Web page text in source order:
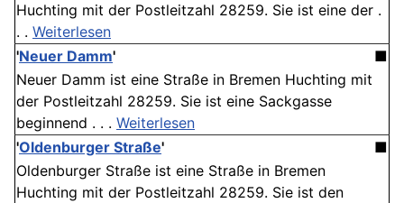
Huchting mit der Postleitzahl 28259. Sie ist eine der .
. . Weiterlesen
'Neuer Damm'
■
Neuer Damm ist eine Straße in Bremen Huchting mit
der Postleitzahl 28259. Sie ist eine Sackgasse
beginnend . . . Weiterlesen
'Oldenburger Straße'
■
Oldenburger Straße ist eine Straße in Bremen
Huchting mit der Postleitzahl 28259. Sie ist den